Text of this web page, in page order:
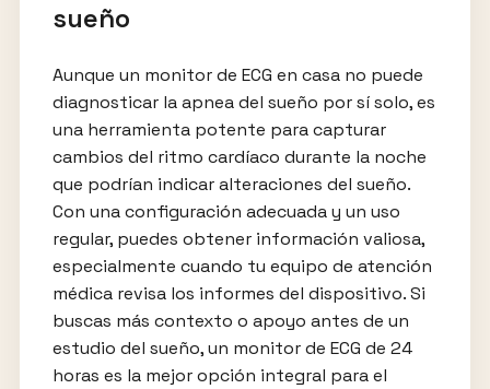
sueño
Aunque un monitor de ECG en casa no puede
diagnosticar la apnea del sueño por sí solo, es
una herramienta potente para capturar
cambios del ritmo cardíaco durante la noche
que podrían indicar alteraciones del sueño.
Con una configuración adecuada y un uso
regular, puedes obtener información valiosa,
especialmente cuando tu equipo de atención
médica revisa los informes del dispositivo. Si
buscas más contexto o apoyo antes de un
estudio del sueño, un monitor de ECG de 24
horas es la mejor opción integral para el